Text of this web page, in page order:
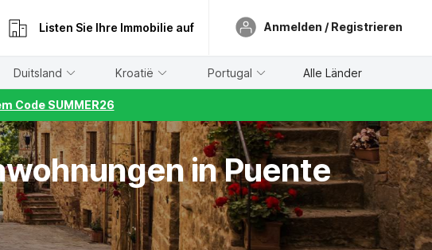
Listen Sie Ihre Immobilie auf Anmelden / Registrieren
Duitsland Kroatië Portugal Alle Länder
Code SUMMER26
in Puente